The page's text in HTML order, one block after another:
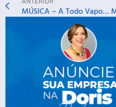
MÚSICA – A Todo Vapor: Fruto Proibido canta Rita Lee, Lorenight canta mulheres do Rock e mais